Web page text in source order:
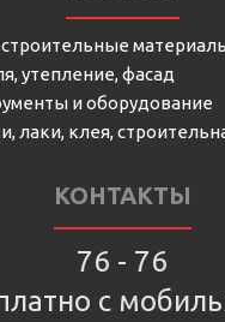
утепление, фасад
и оборудование
лаки, клея,
КОНТАКТЫ
76 - 76
с